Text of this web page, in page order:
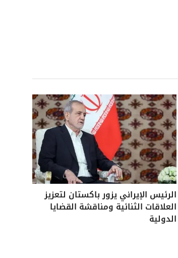
الرئيس الإيراني يزور باكستان لتعزيز
العلاقات الثنائية ومناقشة القضايا
الدولية